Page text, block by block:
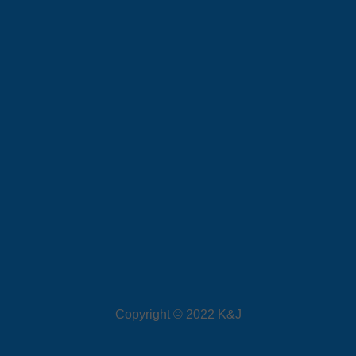
Copyright © 2022 K&J